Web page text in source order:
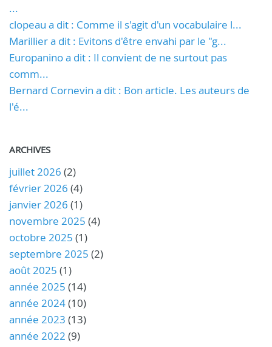
...
clopeau a dit : Comme il s'agit d'un vocabulaire l...
Marillier a dit : Evitons d'être envahi par le "g...
Europanino a dit : Il convient de ne surtout pas
comm...
Bernard Cornevin a dit : Bon article. Les auteurs de
l'é...
ARCHIVES
juillet 2026 (2)
février 2026 (4)
janvier 2026 (1)
novembre 2025 (4)
octobre 2025 (1)
septembre 2025 (2)
août 2025 (1)
année 2025 (14)
année 2024(10)
année 2023 (13)
année 2022 (9)